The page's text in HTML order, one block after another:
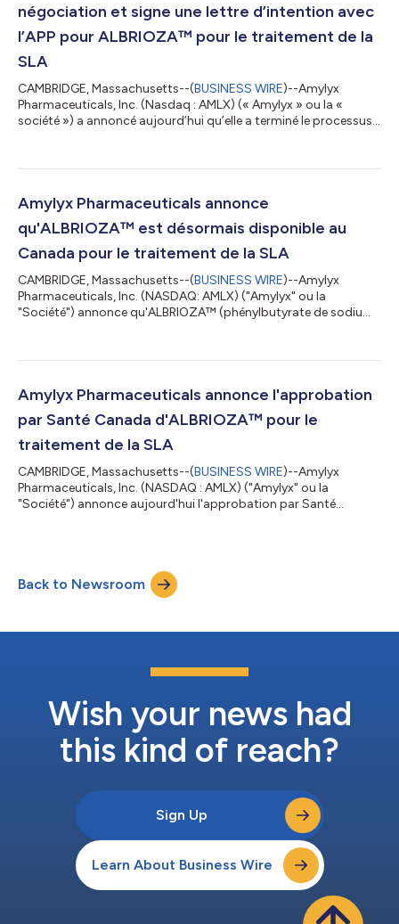
négociation et signe une lettre d’intention avec
l’APP pour ALBRIOZA™ pour le traitement de la
SLA
CAMBRIDGE, Massachusetts--(BUSINESS WIRE)--Amylyx
Pharmaceuticals, Inc. (Nasdaq : AMLX) (« Amylyx » ou la «
société ») a annoncé aujourd’hui qu’elle a terminé le processus
générales selon lesquelles ALBRIOZA™ (phénylbutyrate de
remboursement par les régimes publics d’assurance-
médicaments fédéraux, provinciaux et territoriaux p...
Amylyx Pharmaceuticals annonce
qu'ALBRIOZA™ est désormais disponible au
Canada pour le traitement de la SLA
CAMBRIDGE, Massachusetts--(BUSINESS WIRE)--Amylyx
Pharmaceuticals, Inc. (NASDAQ: AMLX) ("Amylyx" ou la
"Société") annonce qu'ALBRIOZA™ (phénylbutyrate de sodium
amyotrophique (SLA). ALBRIOZA (également désigné
susceptible de réduire la mort des cellules neuronales en tant
que thérapie autonome ou en association avec des traite...
Amylyx Pharmaceuticals annonce l'approbation
par Santé Canada d'ALBRIOZA™ pour le
traitement de la SLA
CAMBRIDGE, Massachusetts--(BUSINESS WIRE)--Amylyx
Pharmaceuticals, Inc. (NASDAQ : AMLX) ("Amylyx" ou la
"Société") annonce aujourd'hui l'approbation par Santé
données cliniques ont permis de démontrer un bénéfice
statistiquement et cliniquement significatif en termes de
résultats fonctionnels chez les personnes atteintes de SLA
Back to Newsroom
Wish your news had
this kind of reach?
Sign Up
Learn About Business Wire